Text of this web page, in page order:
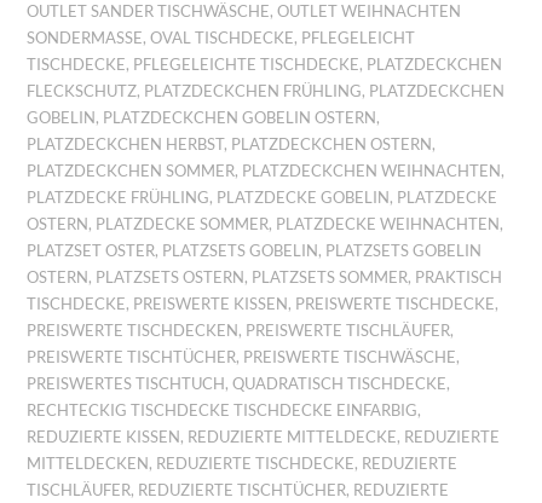
OUTLET SANDER TISCHWÄSCHE,OUTLET WEIHNACHTEN
SONDERMASSE ,OVAL TISCHDECKE, PFLEGELEICHT
TISCHDECKE, PFLEGELEICHTE TISCHDECKE, PLATZDECKCHEN
FLECKSCHUTZ, PLATZDECKCHEN FRÜHLING, PLATZDECKCHEN
GOBELIN, PLATZDECKCHEN GOBELIN OSTERN,
PLATZDECKCHEN HERBST, PLATZDECKCHEN OSTERN,
PLATZDECKCHEN SOMMER, PLATZDECKCHEN WEIHNACHTEN,
PLATZDECKE FRÜHLING, PLATZDECKE GOBELIN, PLATZDECKE
OSTERN, PLATZDECKE SOMMER, PLATZDECKE WEIHNACHTEN,
PLATZSET OSTER, PLATZSETS GOBELIN, PLATZSETS GOBELIN
OSTERN, PLATZSETS OSTERN, PLATZSETS SOMMER, PRAKTISCH
TISCHDECKE, PREISWERTE KISSEN, PREISWERTE TISCHDECKE,
PREISWERTE TISCHDECKEN, PREISWERTE TISCHLÄUFER,
PREISWERTE TISCHTÜCHER, PREISWERTE TISCHWÄSCHE,
PREISWERTES TISCHTUCH,QUADRATISCH TISCHDECKE,
RECHTECKIG TISCHDECKE TISCHDECKE EINFARBIG,
REDUZIERTE KISSEN, REDUZIERTE MITTELDECKE, REDUZIERTE
MITTELDECKEN, REDUZIERTE TISCHDECKE, REDUZIERTE
TISCHLÄUFER, REDUZIERTE TISCHTÜCHER, REDUZIERTE